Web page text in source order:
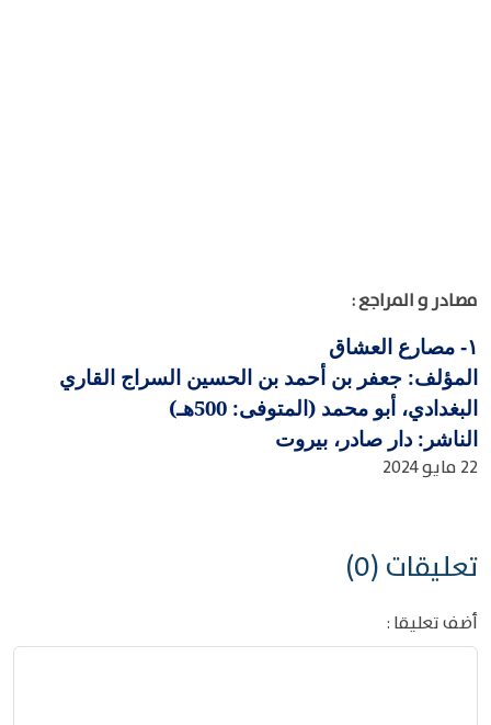
مصادر و المراجع :
١-
مصارع العشاق
المؤلف: جعفر بن أحمد بن الحسين السراج القاري
البغدادي، أبو محمد (المتوفى: 500هـ)
الناشر: دار صادر، بيروت
22 مايو 2024
تعليقات (0)
أضف تعليقا :